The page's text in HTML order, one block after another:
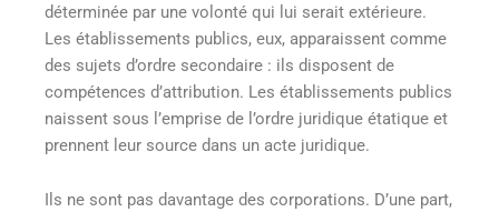
déterminée par une volonté qui lui serait extérieure.
Les établissements publics, eux, apparaissent comme
des sujets d’ordre secondaire : ils disposent de
compétences d’attribution. Les établissements publics
naissent sous l’emprise de l’ordre juridique étatique et
prennent leur source dans un acte juridique.
Ils ne sont pas davantage des corporations. D’une part,